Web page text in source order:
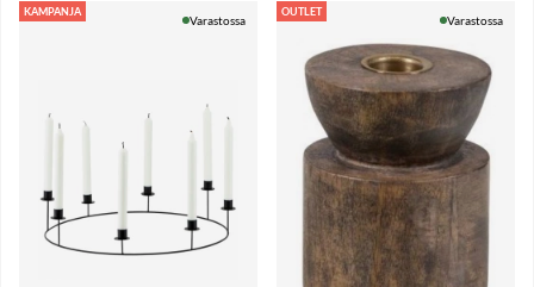
Tuotteet
KAMPANJA
Varastossa
OUTLET
Varastossa